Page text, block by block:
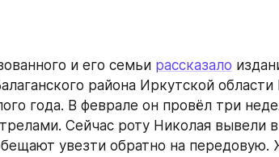
и его семьи рассказало
района Иркутской
года. В феврале он провёл три
Сейчас роту Николая вывели
увезти обратно на передовую.